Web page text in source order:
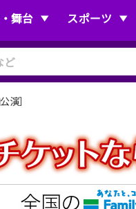
舞台 スポーツ
演］